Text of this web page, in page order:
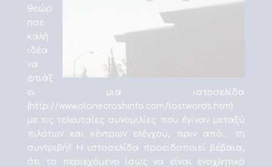
θεώρ
ησε
καλή
ιδέα
να
φτιάξ
ει μια ιστοσελίδα
(http://www.planecrashinfo.com/lastwords.htm)
με τις τελευταίες συνομιλίες που έγιναν μεταξύ
πιλότων και κέντρων ελέγχου, πριν από… τη
συντριβή!! Η ιστοσελίδα προειδοποιεί βέβαια,
ότι το περιεχόμενο ίσως να είναι ενοχλητικό